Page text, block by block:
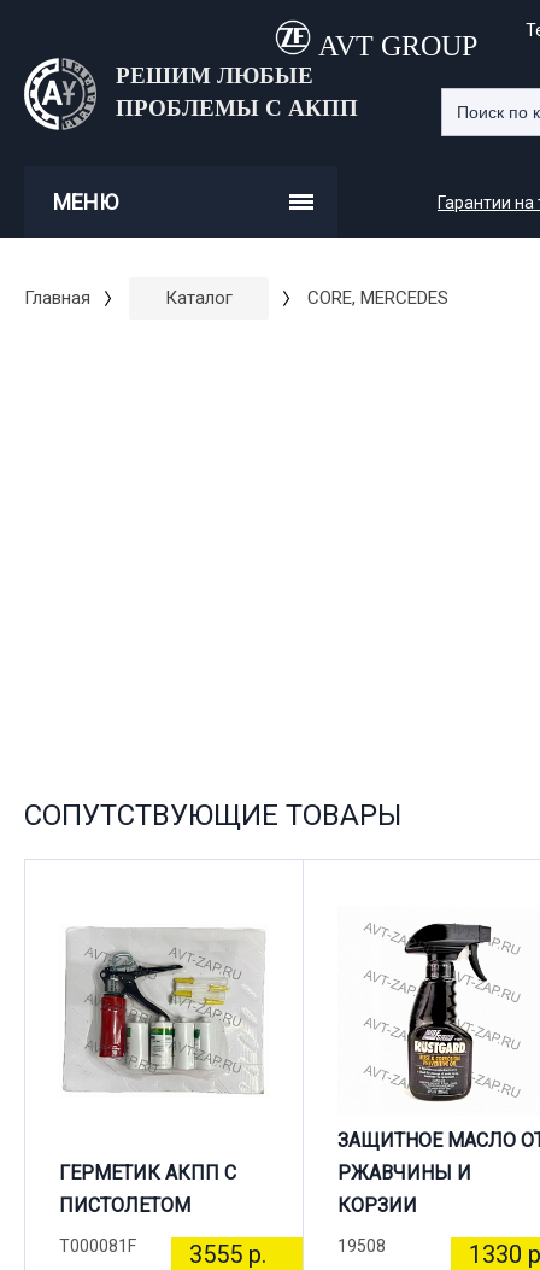
AVT GROUP
РЕШИМ ЛЮБЫЕ
ПРОБЛЕМЫ С АКПП
МЕНЮ Гарантии на
Главная Каталог CORE, MERCEDES
СОПУТСТВУЮЩИЕ ТОВАРЫ
ГЕРМЕТИК АКПП С
ПИСТОЛЕТОМ
T000081F 3555 р.
ЗАЩИТНОЕ МАСЛО
РЖАВЧИНЫ И
КОРЗИИ
19508 1330